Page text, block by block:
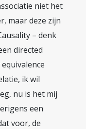
niet het
maar deze zijn
– denk
directed
ik wil
nu is het mij
een
voor, de